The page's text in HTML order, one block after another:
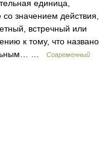
единица,
значением действия,
встречный или
к тому, что названо
…
Современный